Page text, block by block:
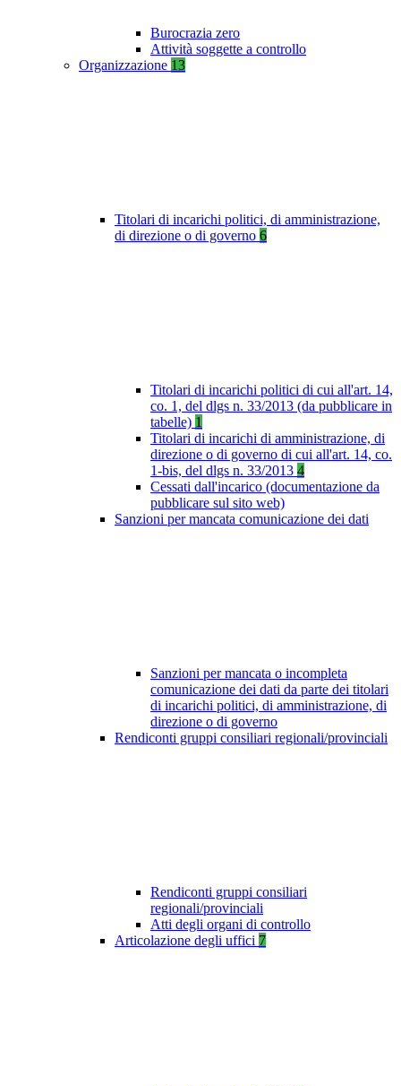
Burocrazia zero
Attività soggette a controllo
Organizzazione 13
Titolari di incarichi politici, di amministrazione,
di direzione o di governo 6
Titolari di incarichi politici di cui all'art. 14,
co. 1, del dlgs n. 33/2013 (da pubblicare in
tabelle) 1
Titolari di incarichi di amministrazione, di
direzione o di governo di cui all'art. 14, co.
1-bis, del dlgs n. 33/2013 4
Cessati dall'incarico (documentazione da
pubblicare sul sito web)
Sanzioni per mancata comunicazione dei dati
Sanzioni per mancata o incompleta
comunicazione dei dati da parte dei titolari
di incarichi politici, di amministrazione, di
direzione o di governo
Rendiconti gruppi consiliari regionali/provinciali
Rendiconti gruppi consiliari
regionali/provinciali
Atti degli organi di controllo
Articolazione degli uffici 7